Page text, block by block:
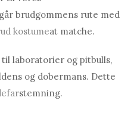
brudgommens rute med
kostumeat matche.
laboratorier og pitbulls,
og dobermans. Dette
stemning.